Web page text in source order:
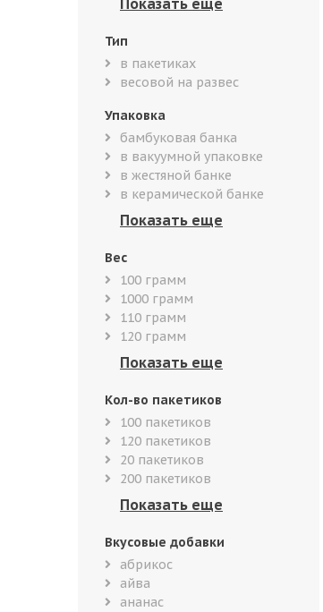
Тип
в пакетиках
весовой на развес
Упаковка
бамбуковая банка
в вакуумной упаковке
в жестяной банке
в керамической банке
Вес
100 грамм
1000 грамм
110 грамм
120 грамм
Кол-во пакетиков
100 пакетиков
120 пакетиков
20 пакетиков
200 пакетиков
Вкусовые добавки
абрикос
айва
ананас